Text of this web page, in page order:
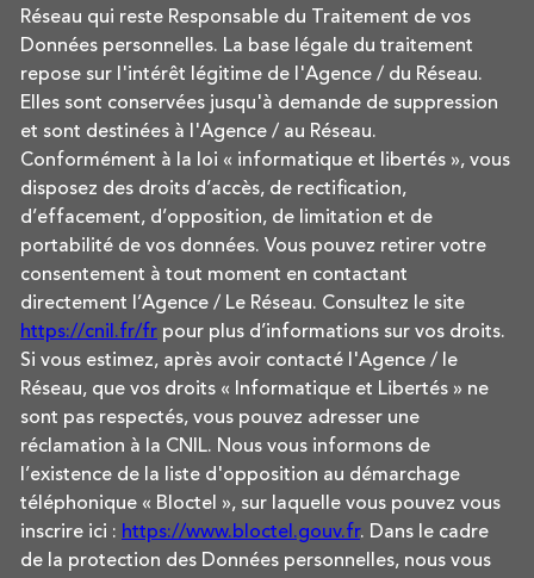
Réseau qui reste Responsable du Traitement de vos
Données personnelles. La base légale du traitement
repose sur l'intérêt légitime de l'Agence / du Réseau.
Elles sont conservées jusqu'à demande de suppression
et sont destinées à l'Agence / au Réseau.
Conformément à la loi « informatique et libertés », vous
disposez des droits d’accès, de rectification,
d’effacement, d’opposition, de limitation et de
portabilité de vos données. Vous pouvez retirer votre
consentement à tout moment en contactant
directement l’Agence / Le Réseau. Consultez le site
https://cnil.fr/fr pour plus d’informations sur vos droits.
Si vous estimez, après avoir contacté l'Agence / le
Réseau, que vos droits « Informatique et Libertés » ne
sont pas respectés, vous pouvez adresser une
réclamation à la CNIL. Nous vous informons de
l’existence de la liste d'opposition au démarchage
téléphonique « Bloctel », sur laquelle vous pouvez vous
inscrire ici : https://www.bloctel.gouv.fr. Dans le cadre
de la protection des Données personnelles, nous vous